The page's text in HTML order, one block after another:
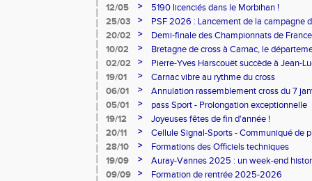
12/05
>
5190 licenciés dans le Morbihan !
25/03
>
PSF 2026 : Lancement de la campagne
20/02
>
Demi-finale des Championnats de
10/02
>
Bretagne de cross à Carnac, le
l'honneur
02/02 >
Pierre-Yves Harscouët succède à Jean-
comité du Morbihan
19/01 >
Carnac vibre au rythme du cross
06/01
>
Annulation rassemblement cross du 7
05/01
>
pass Sport - Prolongation exceptionnelle
19/12
>
Joyeuses fêtes de fin d'année !
20/11
>
Cellule Signal-Sports - Communiqué de
Sports
28/10 >
Formations des Officiels techniques
19/09
>
Auray-Vannes 2025 : un week-end
marathon breton
09/09 >
Formation de rentrée 2025-2026